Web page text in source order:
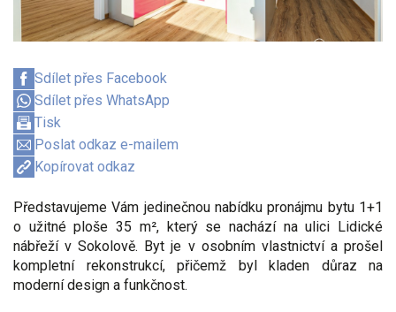
Sdílet přes Facebook
Sdílet přes WhatsApp
Tisk
Poslat odkaz e-mailem
Kopírovat odkaz
Představujeme Vám jedinečnou nabídku pronájmu bytu 1+1
o užitné ploše 35 m², který se nachází na ulici Lidické
nábřeží v Sokolově. Byt je v osobním vlastnictví a prošel
kompletní rekonstrukcí, přičemž byl kladen důraz na
moderní design a funkčnost.